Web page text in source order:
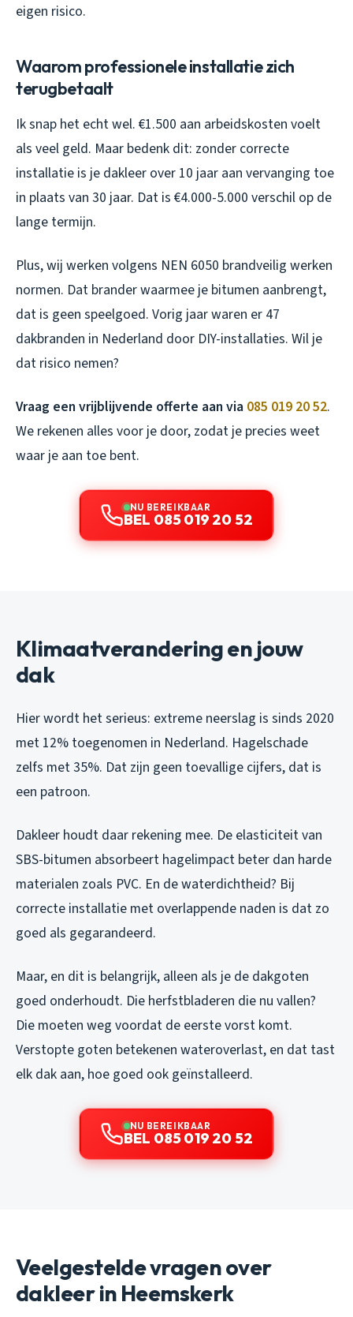
eigen risico.
Waarom professionele installatie zich
terugbetaalt
Ik snap het echt wel. €1.500 aan arbeidskosten voelt
als veel geld. Maar bedenk dit: zonder correcte
installatie is je dakleer over 10 jaar aan vervanging toe
in plaats van 30 jaar. Dat is €4.000-5.000 verschil op de
lange termijn.
Plus, wij werken volgens NEN 6050 brandveilig werken
normen. Dat brander waarmee je bitumen aanbrengt,
dat is geen speelgoed. Vorig jaar waren er 47
dakbranden in Nederland door DIY-installaties. Wil je
dat risico nemen?
Vraag een vrijblijvende offerte aan via 085 019 20 52.
We rekenen alles voor je door, zodat je precies weet
waar je aan toe bent.
NU BEREIKBAAR
BEL 085 019 20 52
Klimaatverandering en jouw
dak
Hier wordt het serieus: extreme neerslag is sinds 2020
met 12% toegenomen in Nederland. Hagelschade
zelfs met 35%. Dat zijn geen toevallige cijfers, dat is
een patroon.
Dakleer houdt daar rekening mee. De elasticiteit van
SBS-bitumen absorbeert hagelimpact beter dan harde
materialen zoals PVC. En de waterdichtheid? Bij
correcte installatie met overlappende naden is dat zo
goed als gegarandeerd.
Maar, en dit is belangrijk, alleen als je de dakgoten
goed onderhoudt. Die herfstbladeren die nu vallen?
Die moeten weg voordat de eerste vorst komt.
Verstopte goten betekenen wateroverlast, en dat tast
elk dak aan, hoe goed ook geïnstalleerd.
NU BEREIKBAAR
BEL 085 019 20 52
Veelgestelde vragen over
dakleer in Heemskerk